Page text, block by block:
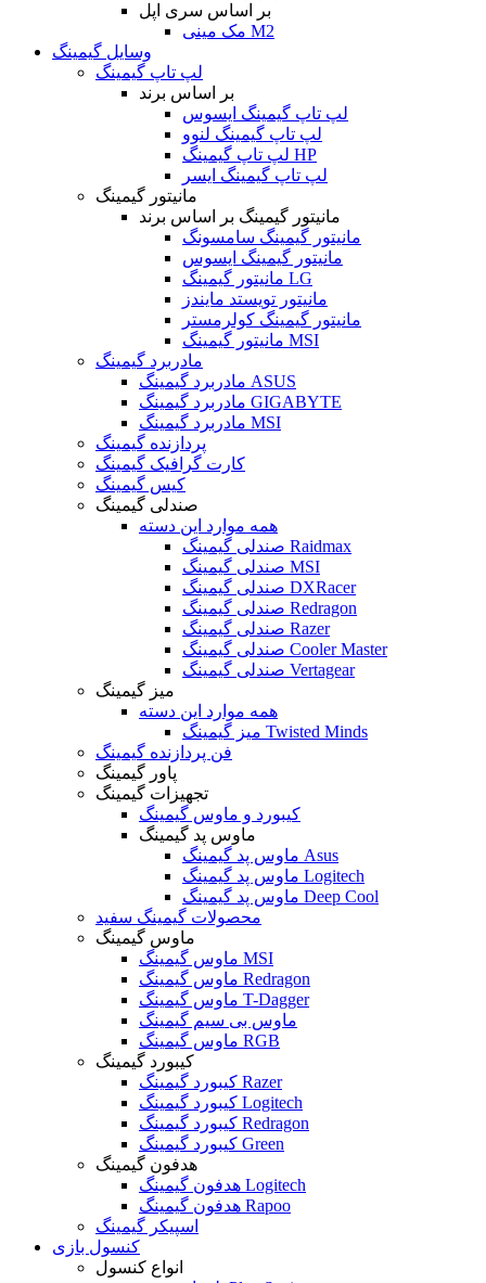
بر اساس سری اپل
مک مینی M2
وسایل گیمینگ
لپ تاپ گیمینگ
بر اساس برند
لپ تاپ گیمینگ ایسوس
لپ تاپ گیمینگ لنوو
لپ تاپ گیمینگ HP
لپ تاپ گیمینگ ایسر
مانیتور گیمینگ
مانیتور گیمینگ بر اساس برند
مانیتور گیمینگ سامسونگ
مانیتور گیمینگ ایسوس
مانیتور گیمینگ LG
مانیتور تویستد مایندز
مانیتور گیمینگ کولرمستر
مانیتور گیمینگ MSI
مادربرد گیمینگ
مادربرد گیمینگ ASUS
مادربرد گیمینگ GIGABYTE
مادربرد گیمینگ MSI
پردازنده گیمینگ
کارت گرافیک گیمینگ
کیس گیمینگ
صندلی گیمینگ
همه موارد این دسته
صندلی گیمینگ Raidmax
صندلی گیمینگ MSI
صندلی گیمینگ DXRacer
صندلی گیمینگ Redragon
صندلی گیمینگ Razer
صندلی گیمینگ Cooler Master
صندلی گیمینگ Vertagear
میز گیمینگ
همه موارد این دسته
میز گیمینگ Twisted Minds
فن پردازنده گیمینگ
پاور گیمینگ
تجهیزات گیمینگ
کیبورد و ماوس گیمینگ
ماوس پد گیمینگ
ماوس پد گیمینگ Asus
ماوس پد گیمینگ Logitech
ماوس پد گیمینگ Deep Cool
محصولات گیمینگ سفید
ماوس گیمینگ
ماوس گیمینگ MSI
ماوس گیمینگ Redragon
ماوس گیمینگ T-Dagger
ماوس بی سیم گیمینگ
ماوس گیمینگ RGB
کیبورد گیمینگ
کیبورد گیمینگ Razer
کیبورد گیمینگ Logitech
کیبورد گیمینگ Redragon
کیبورد گیمینگ Green
هدفون گیمینگ
هدفون گیمینگ Logitech
هدفون گیمینگ Rapoo
اسپیکر گیمینگ
کنسول بازی
انواع کنسول